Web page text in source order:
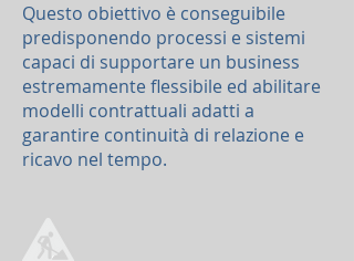
Questo obiettivo è conseguibile
predisponendo processi e sistemi
capaci di supportare un business
estremamente flessibile ed abilitare
modelli contrattuali adatti a
garantire continuità di relazione e
ricavo nel tempo.